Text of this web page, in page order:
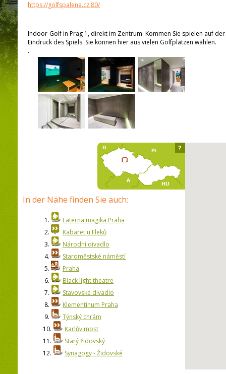
https://golfspalena.cz:80/
Indoor-Golf in Prag 1, direkt im Zentrum. Kommen Sie spielen auf
Eindruck des Spiels. Sie können hier aus vielen Golfplätzen wählen.
.
In der Nähe finden Sie auch:
1.
Laterna magika Praha
2.
Kabaret u Fleků
3.
Národní divadlo
4.
Staroměstské náměstí
5.
Praha
6.
Black light theatre
7.
Stavovské divadlo
8.
Klementinum Praha
9.
Týnský chrám
10.
Karlův most
11.
Starý židovský
12.
Synagogy - Židovské
?